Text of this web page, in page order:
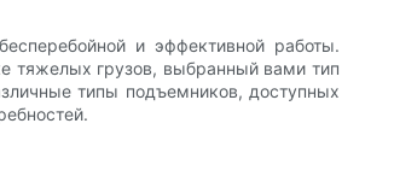
и эффективной работы.
тяжелых грузов, выбранный вами тип
типы подъемников, доступных